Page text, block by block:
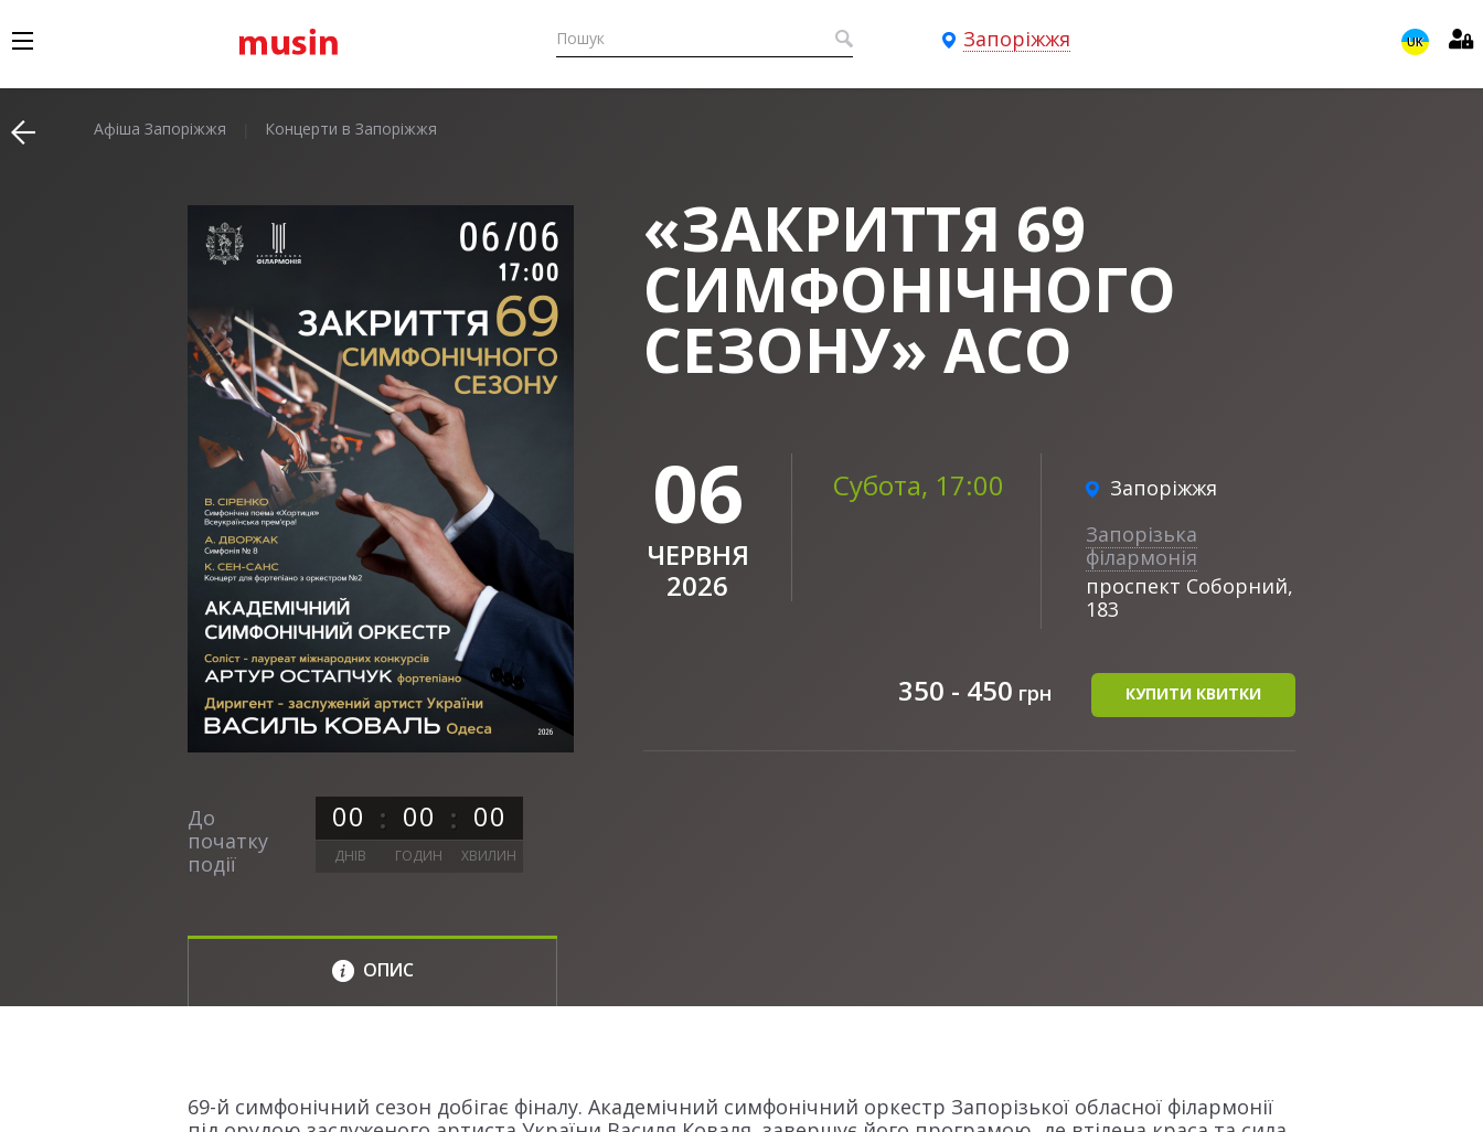
Запоріжжя UK
Афіша Запоріжжя Концерти в Запоріжжя
До
початку
події
00 00 00
ДНІВ ГОДИН ХВИЛИН
«ЗАКРИТТЯ 69
СИМФОНІЧНОГО
СЕЗОНУ» АСО
Запоріжжя
Запорізька
філармонія
проспект Соборний,
183
06
ЧЕРВНЯ
2026
Субота, 17:00
350 - 450 грн КУПИТИ КВИТКИ
ОПИС
69-й симфонічний сезон добігає фіналу. Академічний симфонічний оркестр Запорізької обласної філармонії